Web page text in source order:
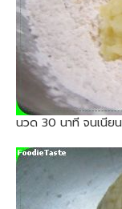
นวด 30 นาที จนเนียน